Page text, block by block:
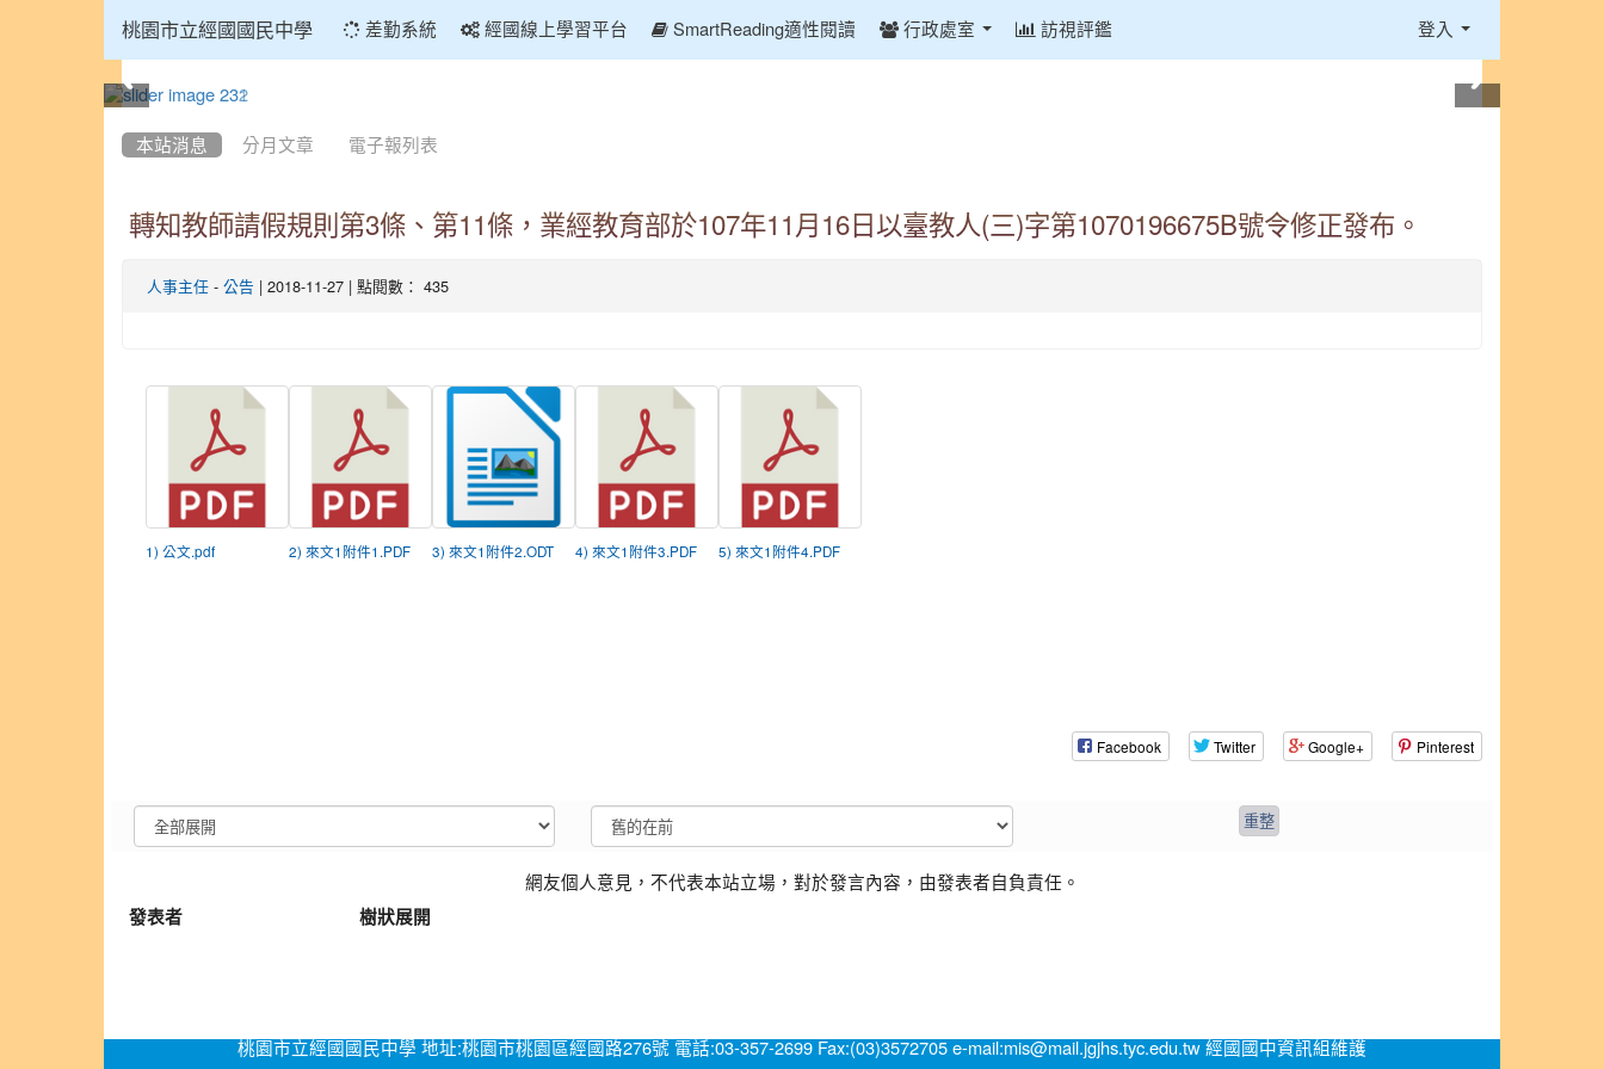
桃園市立經國國民中學 差勤系統 經國線上學習平台 SmartReading適性閱讀 行政處室 訪視評鑑 登入
本站消息 分月文章 電子報列表
轉知教師請假規則第3條、第11條，業經教育部於107年11月16日以臺教人(三)字第1070196675B號令修正發布。
人事主任 - 公告 | 2018-11-27 | 點閱數： 435
1) 公文.pdf 2) 來文1附件1.PDF 3) 來文1附件2.ODT 4) 來文1附件3.PDF 5) 來文1附件4.PDF
Facebook Twitter Google+ Pinterest
網友個人意見，不代表本站立場，對於發言內容，由發表者自負責任。
發表者
樹狀展開
桃園市立經國國民中學 地址:桃園市桃園區經國路276號 電話:03-357-2699 Fax:(03)3572705 e-mail:mis@mail.jgjhs.tyc.edu.tw 經國國中資訊組維護